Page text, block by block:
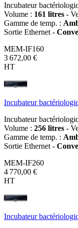
Incubateur
Volume : 161 litres -
Gamme de temp. :
Sortie Ethernet -
MEM-IF160
3 672,00 €
HT
Incubateur
Incubateur
Volume : 256 litres -
Gamme de temp. :
Sortie Ethernet -
MEM-IF260
4 770,00 €
HT
Incubateur